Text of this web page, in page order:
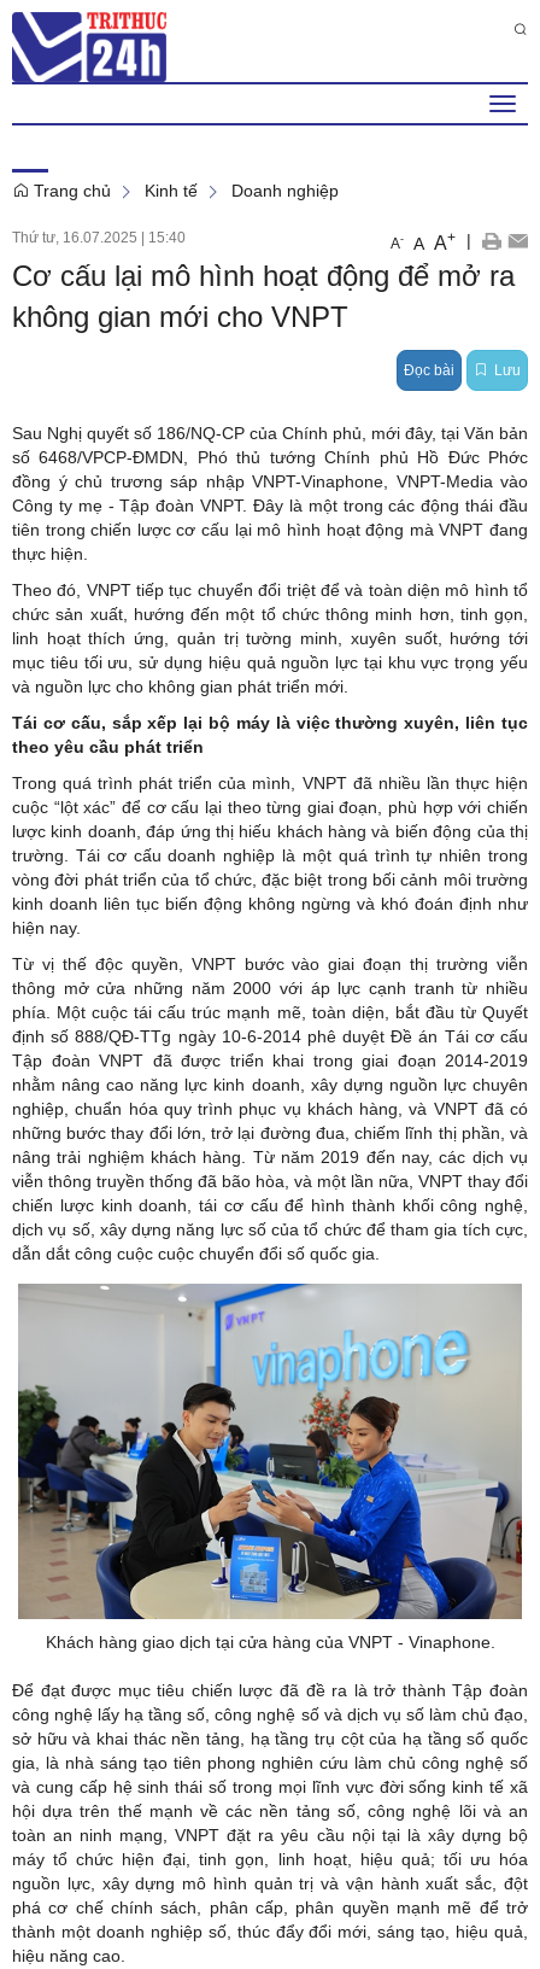
Trang chủ Kinh tế Doanh nghiệp
Thứ tư, 16.07.2025 | 15:40 A- A A+ |
Cơ cấu lại mô hình hoạt động để mở ra
không gian mới cho VNPT
Đọc bài Lưu
Sau Nghị quyết số 186/NQ-CP của Chính phủ, mới đây, tại Văn bản
số 6468/VPCP-ĐMDN, Phó thủ tướng Chính phủ Hồ Đức Phớc
đồng ý chủ trương sáp nhập VNPT-Vinaphone, VNPT-Media vào
Công ty mẹ - Tập đoàn VNPT. Đây là một trong các động thái đầu
tiên trong chiến lược cơ cấu lại mô hình hoạt động mà VNPT đang
thực hiện.
Theo đó, VNPT tiếp tục chuyển đổi triệt để và toàn diện mô hình tổ
chức sản xuất, hướng đến một tổ chức thông minh hơn, tinh gọn,
linh hoạt thích ứng, quản trị tường minh, xuyên suốt, hướng tới
mục tiêu tối ưu, sử dụng hiệu quả nguồn lực tại khu vực trọng yếu
và nguồn lực cho không gian phát triển mới.
Tái cơ cấu, sắp xếp lại bộ máy là việc thường xuyên, liên tục
theo yêu cầu phát triển
Trong quá trình phát triển của mình, VNPT đã nhiều lần thực hiện
cuộc “lột xác” để cơ cấu lại theo từng giai đoạn, phù hợp với chiến
lược kinh doanh, đáp ứng thị hiếu khách hàng và biến động của thị
trường. Tái cơ cấu doanh nghiệp là một quá trình tự nhiên trong
vòng đời phát triển của tổ chức, đặc biệt trong bối cảnh môi trường
kinh doanh liên tục biến động không ngừng và khó đoán định như
hiện nay.
Từ vị thế độc quyền, VNPT bước vào giai đoạn thị trường viễn
thông mở cửa những năm 2000 với áp lực cạnh tranh từ nhiều
phía. Một cuộc tái cấu trúc mạnh mẽ, toàn diện, bắt đầu từ Quyết
định số 888/QĐ-TTg ngày 10-6-2014 phê duyệt Đề án Tái cơ cấu
Tập đoàn VNPT đã được triển khai trong giai đoạn 2014-2019
nhằm nâng cao năng lực kinh doanh, xây dựng nguồn lực chuyên
nghiệp, chuẩn hóa quy trình phục vụ khách hàng, và VNPT đã có
những bước thay đổi lớn, trở lại đường đua, chiếm lĩnh thị phần, và
nâng trải nghiệm khách hàng. Từ năm 2019 đến nay, các dịch vụ
viễn thông truyền thống đã bão hòa, và một lần nữa, VNPT thay đổi
chiến lược kinh doanh, tái cơ cấu để hình thành khối công nghệ,
dịch vụ số, xây dựng năng lực số của tổ chức để tham gia tích cực,
dẫn dắt công cuộc cuộc chuyển đổi số quốc gia.
Khách hàng giao dịch tại cửa hàng của VNPT - Vinaphone.
Để đạt được mục tiêu chiến lược đã đề ra là trở thành Tập đoàn
công nghệ lấy hạ tầng số, công nghệ số và dịch vụ số làm chủ đạo,
sở hữu và khai thác nền tảng, hạ tầng trụ cột của hạ tầng số quốc
gia, là nhà sáng tạo tiên phong nghiên cứu làm chủ công nghệ số
và cung cấp hệ sinh thái số trong mọi lĩnh vực đời sống kinh tế xã
hội dựa trên thế mạnh về các nền tảng số, công nghệ lõi và an
toàn an ninh mạng, VNPT đặt ra yêu cầu nội tại là xây dựng bộ
máy tổ chức hiện đại, tinh gọn, linh hoạt, hiệu quả; tối ưu hóa
nguồn lực, xây dựng mô hình quản trị và vận hành xuất sắc, đột
phá cơ chế chính sách, phân cấp, phân quyền mạnh mẽ để trở
thành một doanh nghiệp số, thúc đẩy đổi mới, sáng tạo, hiệu quả,
hiệu năng cao.